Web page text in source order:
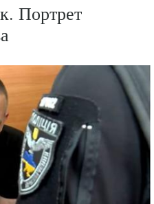
Портрет